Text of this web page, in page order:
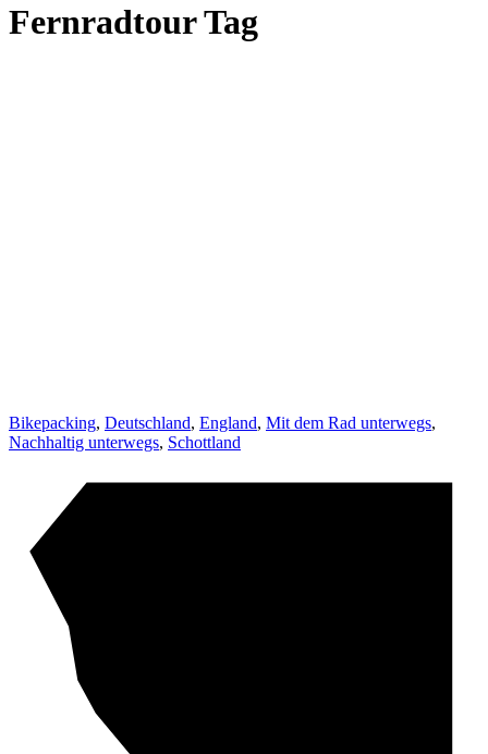
Fernradtour Tag
Bikepacking, Deutschland, England, Mit dem Rad unterwegs,
Nachhaltig unterwegs, Schottland